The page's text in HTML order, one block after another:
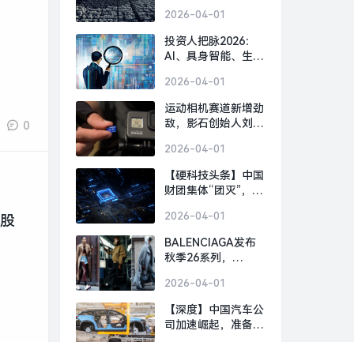
0
2026-04-01
投资人把脉2026：
AI、具身智能、生物
金超级独角兽 | 界面
预言家⑥|界面新闻 ·
科技
2026-04-01
运动相机赛道新增劲
敌，影石创始人刘靖
划”恶意挖人|界面新
闻 · 科技
2026-04-01
【硬科技头条】中国
财团集体“团灭”，英
购何以崩盘？|界面
新闻
2026-04-01
BALENCIAGA发布
秋季26系列，
京旗舰店启幕｜是日
美好事物|界面新闻 ·
时尚
2026-04-01
【深度】中国汽车公
司加速崛起，准备好